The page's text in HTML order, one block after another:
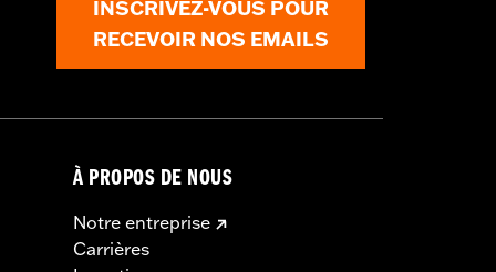
INSCRIVEZ-VOUS POUR
RECEVOIR NOS EMAILS
À PROPOS DE NOUS
Notre entreprise
Carrières